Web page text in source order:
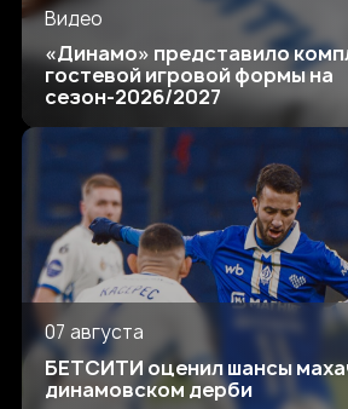
Видео
«Динамо» представило
гостевой игровой формы на
сезон-2026/2027
07 августа
БЕТСИТИ оценил шансы
динамовском дерби